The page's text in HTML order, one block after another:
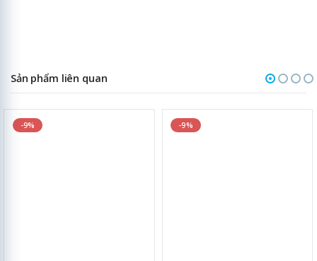
Sản phẩm liên quan
-9% -9%